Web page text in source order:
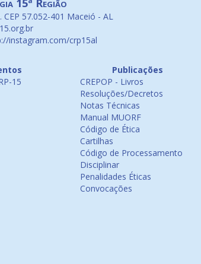
15ª Região
57.052-401 Maceió - AL
instagram.com/crp15al
15
Publicações
CREPOP - Livros
Resoluções/Decretos
Notas Técnicas
Manual MUORF
Código de Ética
Cartilhas
Código de Processamento
Disciplinar
Penalidades Éticas
Convocações